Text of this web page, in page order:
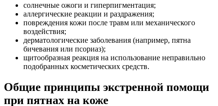
солнечные ожоги и гиперпигментация;
аллергические реакции и раздражения;
повреждения кожи после травм или механического
воздействия;
дерматологические заболевания (например, пятна
бичевания или псориаз);
щитообразная реакция на использование неправильно
подобранных косметических средств.
Общие принципы экстренной помощи
при пятнах на коже